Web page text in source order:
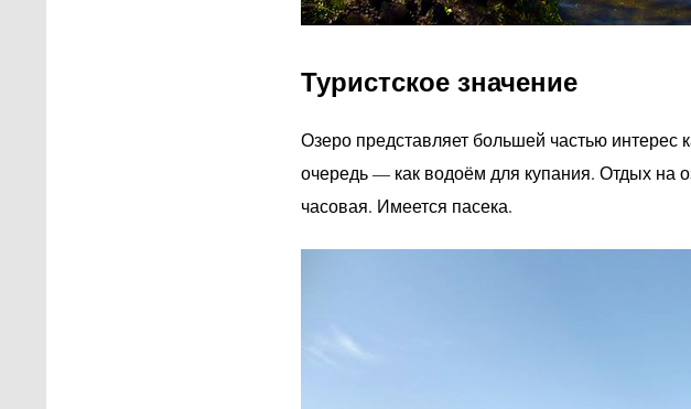
Туристское значение
Озеро представляет большей частью интерес
очередь — как водоём для купания. Отдых на
часовая. Имеется пасека.